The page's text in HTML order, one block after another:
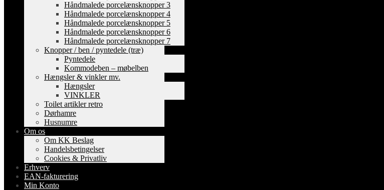
Håndmalede porcelænsknopper 3
Håndmalede porcelænsknopper 4
Håndmalede porcelænsknopper 5
Håndmalede porcelænsknopper 6
Håndmalede porcelænsknopper 7
Knopper / ben / pyntedele (træ)
Pyntedele
Kommodeben – møbelben
Hængsler & vinkler mv.
Hængsler
VINKLER
Toilet artikler retro
Dørhamre
Husnumre
Om os
Om KK Beslag
Handelsbetingelser
Cookies & Privatliv
Erhverv
EAN-fakturering
Min Konto